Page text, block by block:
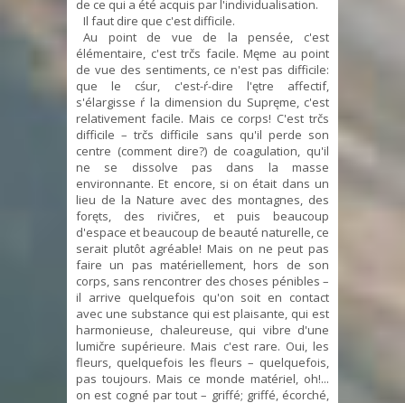
de ce qui a été acquis par l'individualisation.
Il faut dire que c'est difficile.
Au point de vue de la pensée, c'est
élémentaire, c'est trčs facile. Męme au point
de vue des sentiments, ce n'est pas difficile:
que le cśur, c'est-ŕ-dire l'ętre affectif,
s'élargisse ŕ la dimension du Supręme, c'est
relativement facile. Mais ce corps! C'est trčs
difficile – trčs difficile sans qu'il perde son
centre (comment dire?) de coagulation, qu'il
ne se dissolve pas dans la masse
environnante. Et encore, si on était dans un
lieu de la Nature avec des montagnes, des
foręts, des rivičres, et puis beaucoup
d'espace et beaucoup de beauté naturelle, ce
serait plutôt agréable! Mais on ne peut pas
faire un pas matériellement, hors de son
corps, sans rencontrer des choses pénibles –
il arrive quelquefois qu'on soit en contact
avec une substance qui est plaisante, qui est
harmonieuse, chaleureuse, qui vibre d'une
lumičre supérieure. Mais c'est rare. Oui, les
fleurs, quelquefois les fleurs – quelquefois,
pas toujours. Mais ce monde matériel, oh!...
on est cogné par tout – griffé; griffé, écorché,